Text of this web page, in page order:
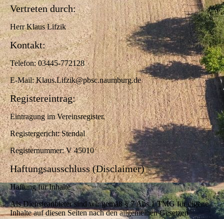
Vertreten durch:
Herr Klaus Lifzik
Kontakt:
Telefon: 03445-772128
E-Mail: Klaus.Lifzik@pbsc.naumburg.de
Registereintrag:
Eintragung im Vereinsregister.
Registergericht: Stendal
Registernummer: V 45010
Haftungsausschluss (Disclaimer)
Haftung für Inhalte
Als Diensteanbieter sind wir gemäß § 7 Abs.1 TMG für eigene
Inhalte auf diesen Seiten nach den allgemeinen Gesetzen